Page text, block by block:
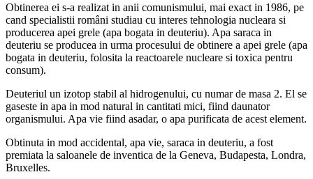
Obtinerea ei s-a realizat in anii comunismului, mai exact in 1986, pe
cand specialistii români studiau cu interes tehnologia nucleara si
producerea apei grele (apa bogata in deuteriu). Apa saraca in
deuteriu se producea in urma procesului de obtinere a apei grele (apa
bogata in deuteriu, folosita la reactoarele nucleare si toxica pentru
consum).
Deuteriul un izotop stabil al hidrogenului, cu numar de masa 2. El se
gaseste in apa in mod natural in cantitati mici, fiind daunator
organismului. Apa vie fiind asadar, o apa purificata de acest element.
Obtinuta in mod accidental, apa vie, saraca in deuteriu, a fost
premiata la saloanele de inventica de la Geneva, Budapesta, Londra,
Bruxelles.